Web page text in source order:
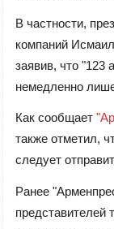
В частности,
компаний
заявив, что
немедленно
Как сообщает
также отметил,
следует
Ранее
представителей